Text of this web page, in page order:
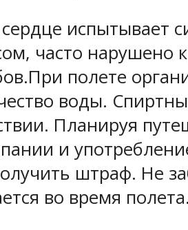
испытывает
часто нарушено
полете
воды.
Планируя
и
штраф. Не
во время